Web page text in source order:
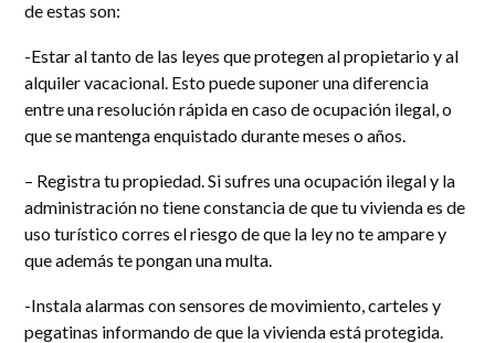
de estas son:
-Estar al tanto de las leyes que protegen al propietario y al
alquiler vacacional. Esto puede suponer una diferencia
entre una resolución rápida en caso de ocupación ilegal, o
que se mantenga enquistado durante meses o años.
– Registra tu propiedad. Si sufres una ocupación ilegal y la
administración no tiene constancia de que tu vivienda es de
uso turístico corres el riesgo de que la ley no te ampare y
que además te pongan una multa.
-Instala alarmas con sensores de movimiento, carteles y
pegatinas informando de que la vivienda está protegida.